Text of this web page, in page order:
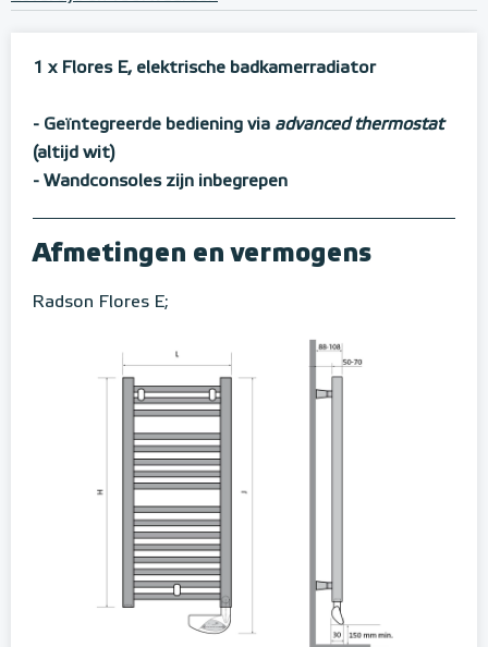
1 x Flores E, elektrische badkamerradiator
- Geïntegreerde bediening via advanced thermostat
(altijd wit)
- Wandconsoles zijn inbegrepen
Afmetingen en vermogens
Radson Flores E;